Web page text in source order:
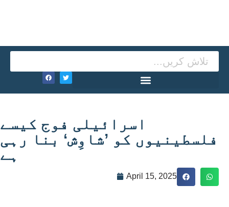
اسرائیلی فوج کیسے
فلسطینیوں کو ’شاوِش‘ بنا رہی
ہے
April 15, 2025